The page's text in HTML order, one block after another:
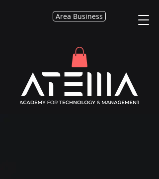
Area Business